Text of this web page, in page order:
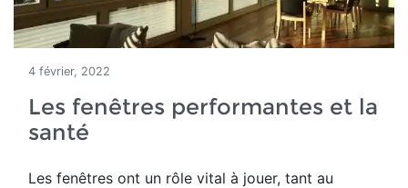
4 février, 2022
Les fenêtres performantes et la
santé
Les fenêtres ont un rôle vital à jouer, tant au